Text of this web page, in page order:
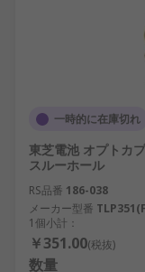
一時的に在庫切れ
東芝電池 オプトカ
スルーホール
RS品番 186-038
メーカー型番
1個小計：
￥351.00(税抜)
数量